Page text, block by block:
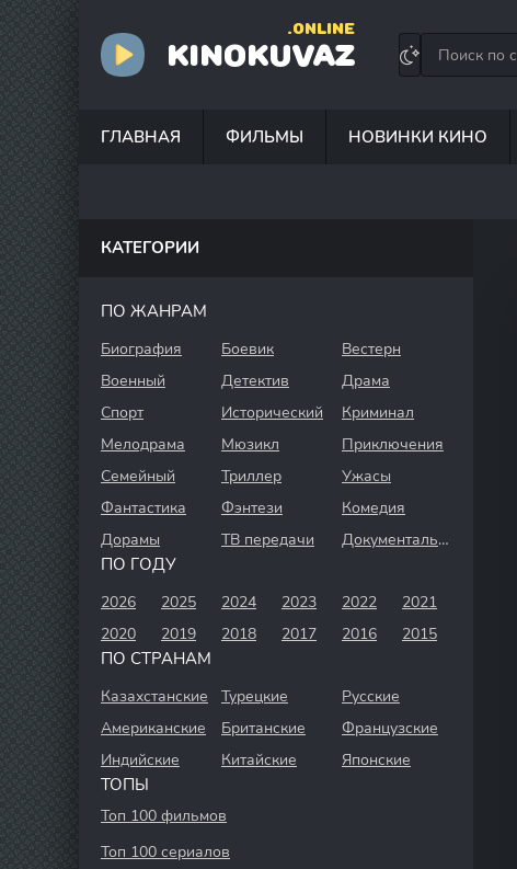
KINOKUVAZ
.ONLINE
ГЛАВНАЯ ФИЛЬМЫ НОВИНКИ КИНО
КАТЕГОРИИ
ПО ЖАНРАМ
Биография Боевик
Вестерн
Военный
Детектив
Драма
Спорт
Исторический
Криминал
Мелодрама
Мюзикл
Приключения
Семейный
Триллер
Ужасы
Фантастика
Фэнтези
Комедия
Дорамы
ТВ передачи Документальный
ПО ГОДУ
2026 2025 2024 2023 2022
2021
2020
2019 2018 2017 2016 2015
ПО СТРАНАМ
Казахстанские Турецкие
Русские
Американские
Британские
Французские
Индийские
Китайские Японские
ТОПЫ
Топ 100 фильмов
Топ 100 сериалов